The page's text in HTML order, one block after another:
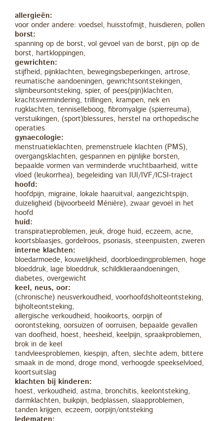
allergieën:
voor onder andere: voedsel, huisstofmijt, huisdieren, pollen
borst:
spanning op de borst, vol gevoel van de borst, pijn op de
borst, hartkloppingen,
gewrichten:
stijfheid, pijnklachten, bewegingsbeperkingen, artrose,
reumatische aandoeningen, gewrichtsontstekingen,
slijmbeursontsteking, spier, of pees(pijn)klachten,
krachtsvermindering, trillingen, krampen, nek en
rugklachten, tenniselleboog, fibromyalgie (spierreuma),
verstuikingen, (sport)blessures, herstel na orthopedische
operaties
gynaecologie:
menstruatieklachten, premenstruele klachten (PMS),
overgangsklachten, gespannen en pijnlijke borsten,
bepaalde vormen van verminderde vruchtbaarheid, witte
vloed (leukorrhea), begeleiding van IUI/IVF/ICSI-traject
hoofd:
hoofdpijn, migraine, lokale haaruitval, aangezichtspijn,
duizeligheid (bijvoorbeeld Ménière), zwaar gevoel in het
hoofd
huid:
transpiratieproblemen, jeuk, droge huid, eczeem, acne,
koortsblaasjes, gordelroos, psoriasis, steenpuisten, zweren
interne klachten:
bloedarmoede, kouwelijkheid, doorbloedingproblemen, hoge
bloeddruk, lage bloeddruk, schildklieraandoeningen,
diabetes, overgewicht
keel, neus, oor:
(chronische) neusverkoudheid, voorhoofdsholteontsteking,
bijholteontsteking,
allergische verkoudheid, hooikoorts, oorpijn of
oorontsteking, oorsuizen of oorruisen, bepaalde gevallen
van doofheid, hoest, heesheid, keelpijn, spraakproblemen,
brok in de keel
tandvleesproblemen, kiespijn, aften, slechte adem, bittere
smaak in de mond, droge mond, verhoogde speekselvloed,
koortsuitslag
klachten bij kinderen:
hoest, verkoudheid, astma, bronchitis, keelontsteking,
darmklachten, buikpijn, bedplassen, slaapproblemen,
tanden krijgen, eczeem, oorpijn/ontsteking